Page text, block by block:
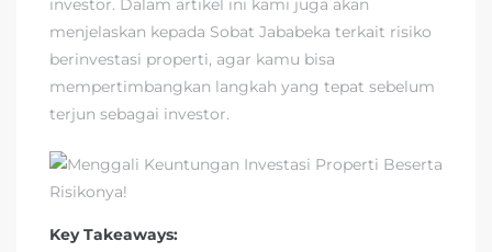
investor. Dalam artikel ini kami juga akan
menjelaskan kepada Sobat Jababeka terkait risiko
berinvestasi properti, agar kamu bisa
mempertimbangkan langkah yang tepat sebelum
terjun sebagai investor.
Key Takeaways: